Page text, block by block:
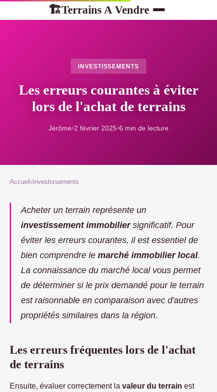
🏗Terrains A Vendre
INVESTISSEMENTS
Les erreurs courantes à éviter
lors de l'achat de terrains
Jérôme•2 février 2025•6 min de lecture
Accueil › Investissements
Acheter un terrain représente un
investissement immobiliersignificatif. Pour
éviter les erreurs courantes, il est essentiel de
bien comprendre le marché immobilier local.
La connaissance du marché local vous permet
de déterminer si le prix demandé pour le terrain
est raisonnable en comparaison avec d'autres
propriétés similaires dans la région.
Les erreurs fréquentes lors de l'achat
de terrains
Ensuite, évaluer correctement la valeur du terrain est